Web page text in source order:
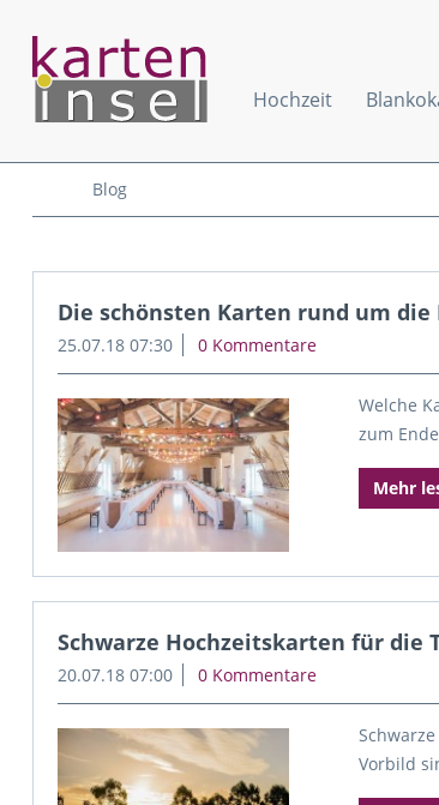
Hochzeit
Blog
Die schönsten Karten rund um
25.07.18 07:30 0 Kommentare
Welche
zum
Mehr
Schwarze Hochzeitskarten für die
20.07.18 07:00 0 Kommentare
Vorbild